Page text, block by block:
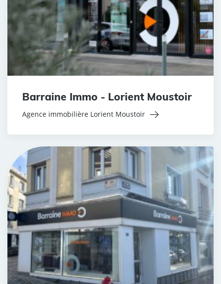
Barraine Immo - Lorient Moustoir
Agence immobilière Lorient Moustoir